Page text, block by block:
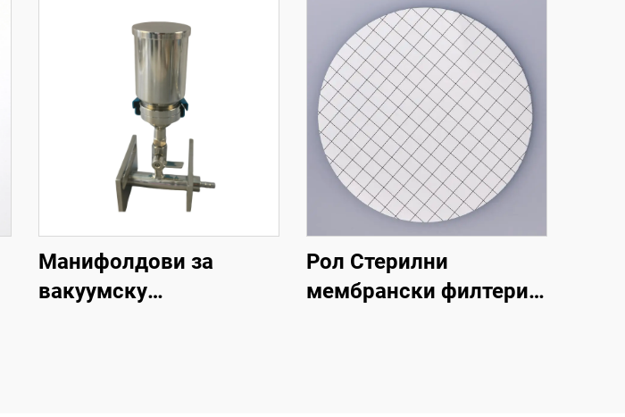
Манифолдови за
вакуумску
Рол Стерилни
мембрански филтери